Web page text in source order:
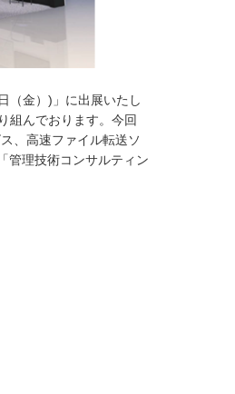
（金）)」に出展いたし
組んでおります。今回
、高速ファイル転送ソ
管理技術コンサルティン